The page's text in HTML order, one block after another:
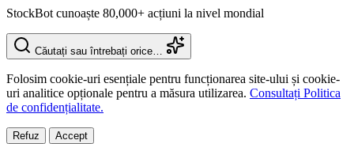
StockBot cunoaște 80,000+ acțiuni la nivel mondial
Căutați sau întrebați orice…
Folosim cookie-uri esențiale pentru funcționarea site-ului și cookie-
uri analitice opționale pentru a măsura utilizarea. Consultați Politica
de confidențialitate.
Refuz Accept